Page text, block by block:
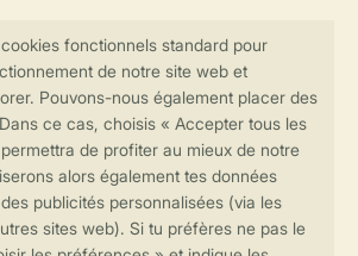
ligne rapides et sécurisées
des données
Center.